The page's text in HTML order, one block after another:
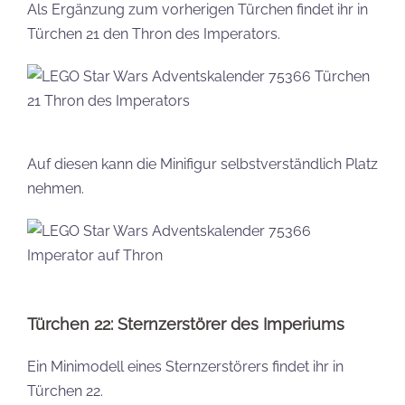
Als Ergänzung zum vorherigen Türchen findet ihr in
Türchen 21 den Thron des Imperators.
Auf diesen kann die Minifigur selbstverständlich Platz
nehmen.
Türchen 22: Sternzerstörer des Imperiums
Ein Minimodell eines Sternzerstörers findet ihr in
Türchen 22.